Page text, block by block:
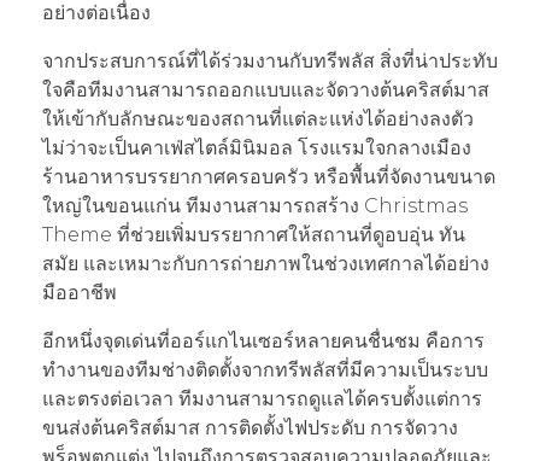
อย่างต่อเนื่อง
จากประสบการณ์ที่ได้ร่วมงานกับทรีพลัส สิ่งที่น่าประทับ
ใจคือทีมงานสามารถออกแบบและจัดวางต้นคริสต์มาส
ให้เข้ากับลักษณะของสถานที่แต่ละแห่งได้อย่างลงตัว
ไม่ว่าจะเป็นคาเฟ่สไตล์มินิมอล โรงแรมใจกลางเมือง
ร้านอาหารบรรยากาศครอบครัว หรือพื้นที่จัดงานขนาด
ใหญ่ในขอนแก่น ทีมงานสามารถสร้าง Christmas
Theme ที่ช่วยเพิ่มบรรยากาศให้สถานที่ดูอบอุ่น ทัน
สมัย และเหมาะกับการถ่ายภาพในช่วงเทศกาลได้อย่าง
มืออาชีพ
อีกหนึ่งจุดเด่นที่ออร์แกไนเซอร์หลายคนชื่นชม คือการ
ทำงานของทีมช่างติดตั้งจากทรีพลัสที่มีความเป็นระบบ
และตรงต่อเวลา ทีมงานสามารถดูแลได้ครบตั้งแต่การ
ขนส่งต้นคริสต์มาส การติดตั้งไฟประดับ การจัดวาง